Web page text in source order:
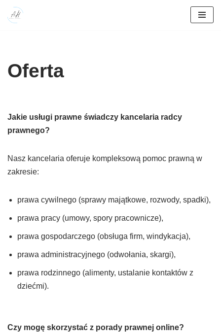
Oferta
Jakie usługi prawne świadczy kancelaria radcy
prawnego?
Nasz kancelaria oferuje kompleksową pomoc prawną w
zakresie:
prawa cywilnego (sprawy majątkowe, rozwody, spadki),
prawa pracy (umowy, spory pracownicze),
prawa gospodarczego (obsługa firm, windykacja),
prawa administracyjnego (odwołania, skargi),
prawa rodzinnego (alimenty, ustalanie kontaktów z
dziećmi).
Czy mogę skorzystać z porady prawnej online?